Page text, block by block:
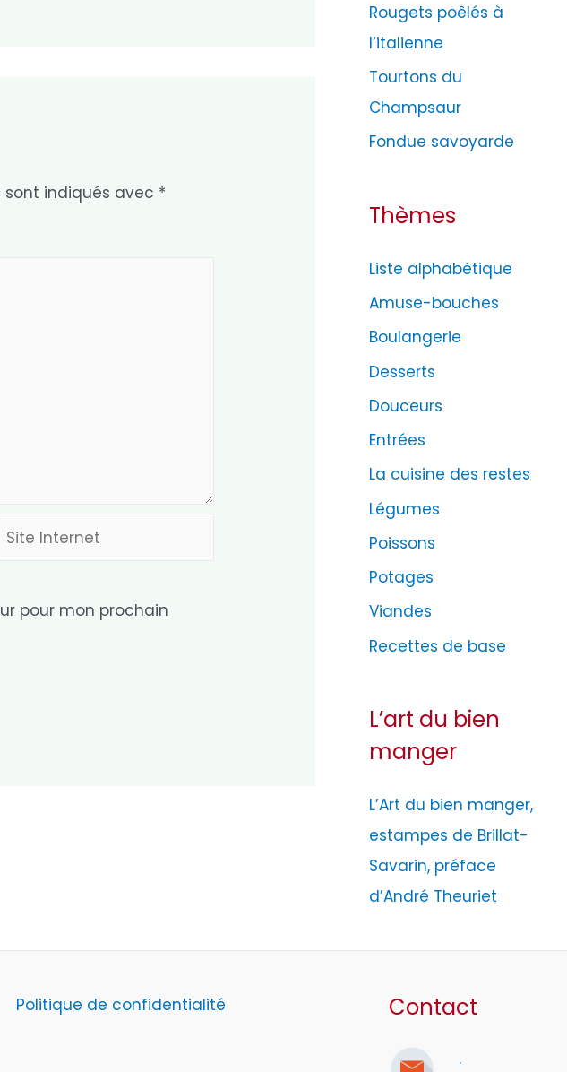
sont indiqués avec *
Site
pour mon prochain
e
s
Rougets poêlés à
l’italienne
Tourtons du
Champsaur
Fondue savoyarde
Thèmes
Liste alphabétique
Amuse-bouches
Boulangerie
Desserts
Douceurs
Entrées
La cuisine des restes
Légumes
Poissons
Potages
Viandes
Recettes de base
L’art du bien
manger
L’Art du bien manger,
estampes de Brillat-
Savarin, préface
d’André Theuriet
Politique de confidentialité Contact
.